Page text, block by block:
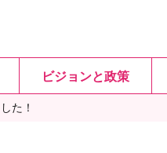
ビジョンと政策
た！